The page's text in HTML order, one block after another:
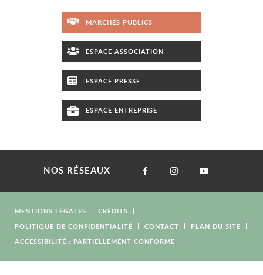
MARCHÉS PUBLICS
ESPACE ASSOCIATION
ESPACE PRESSE
ESPACE ENTREPRISE
NOS RÉSEAUX
MENTIONS LÉGALES
CRÉDITS
POLITIQUE DE CONFIDENTIALITÉ
CONTACT
PLAN DU SITE
ACCESSIBILITÉ : PARTIELLEMENT CONFORME